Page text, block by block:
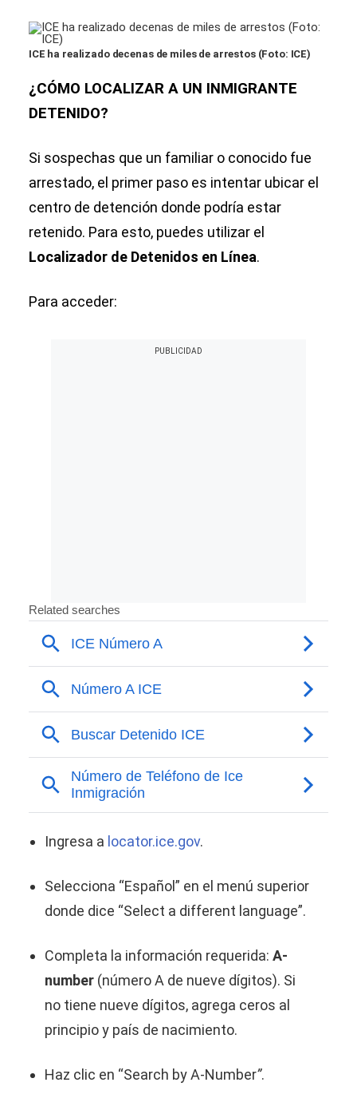
ICE ha realizado decenas de miles de arrestos (Foto: ICE)
¿CÓMO LOCALIZAR A UN INMIGRANTE
DETENIDO?
Si sospechas que un familiar o conocido fue
arrestado, el primer paso es intentar ubicar el
centro de detención donde podría estar
retenido. Para esto, puedes utilizar el
Localizador de Detenidos en Línea.
Para acceder:
Ingresa a locator.ice.gov.
Selecciona “Español” en el menú superior
donde dice “Select a different language”.
Completa la información requerida: A-
number (número A de nueve dígitos). Si
no tiene nueve dígitos, agrega ceros al
principio y país de nacimiento.
Haz clic en “Search by A-Number”.